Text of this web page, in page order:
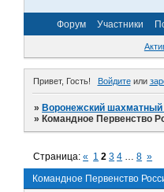
Форум Участники
Привет, Гость! Войдитеили
»Воронежский
»Командное Первенство
Командное Первенство
Страница:« 1 2 3 4 … 8 »